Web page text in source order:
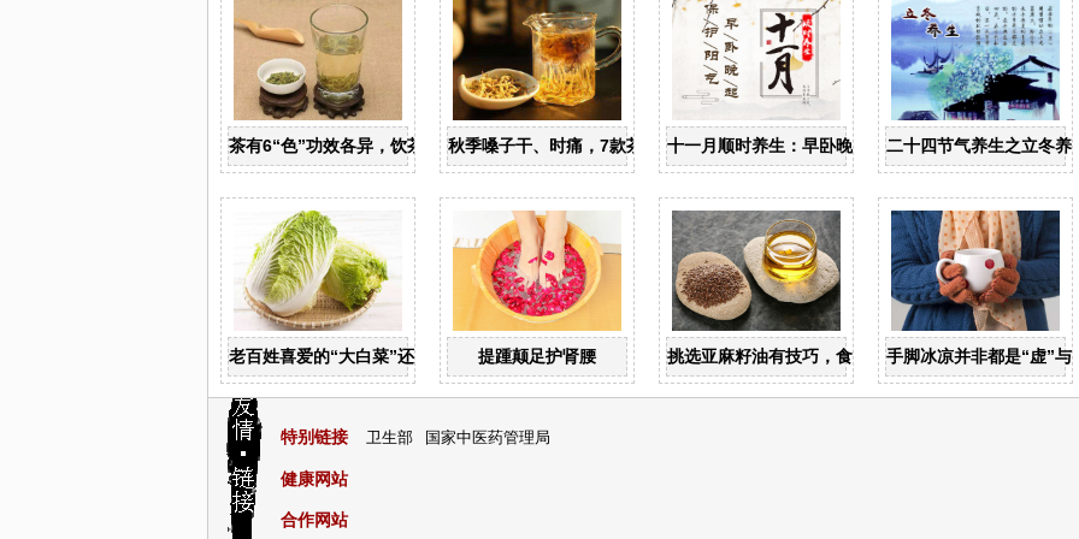
茶有6“色”功效各异，饮茶养生寒温有宜忌秋季嗓子干、时痛，7款茶饮辩证用十一月顺时养生：早卧晚起，保护阳气二十四节气养生之立冬养
老百姓喜爱的“大白菜”还有广泛的药用价值
提踵颠足护肾腰 挑选亚麻籽油有技巧，食用亚麻籽油有讲究
手脚冰凉并非都是“虚”与
特别链接 卫生部 国家中医药管理局
健康网站
合作网站